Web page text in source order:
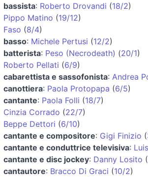
bassista: Roberto Drovandi (18/2)
Pippo Matino (19/12)
Faso (8/4)
basso: Michele Pertusi (12/2)
batterista: Peso (Necrodeath) (20/1)
Roberto Pellati (6/9)
cabarettista e sassofonista: Andrea
canottiera: Paola Protopapa (6/5)
cantante: Paola Folli (18/7)
Cinzia Corrado (22/7)
Beppe Dettori (6/10)
cantante e compositore: Gigi Finizio (
cantante e conduttrice televisiva:
cantante e disc jockey: Danny Losito (
cantautore: Bracco Di Graci (10/2)